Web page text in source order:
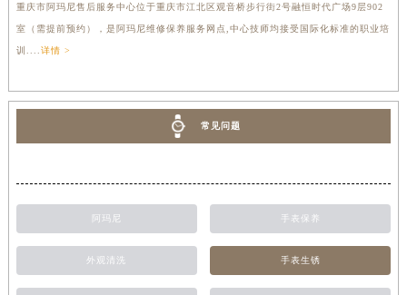
重庆市阿玛尼售后服务中心位于重庆市江北区观音桥步行街2号融恒时代广场9层902
室（需提前预约），是阿玛尼维修保养服务网点,中心技师均接受国际化标准的职业培
训.... 详情 >
常见问题
阿玛尼 手表保养
外观清洗 手表生锈